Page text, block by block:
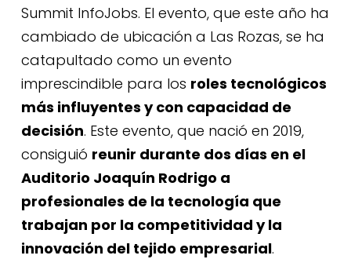
Summit InfoJobs. El evento, que este año ha
cambiado de ubicación a Las Rozas, se ha
catapultado como un evento
imprescindible para los roles tecnológicos
más influyentes y con capacidad de
decisión. Este evento, que nació en 2019,
consiguió reunir durante dos días en el
Auditorio Joaquín Rodrigo a
profesionales de la tecnología que
trabajan por la competitividad y la
innovación del tejido empresarial.